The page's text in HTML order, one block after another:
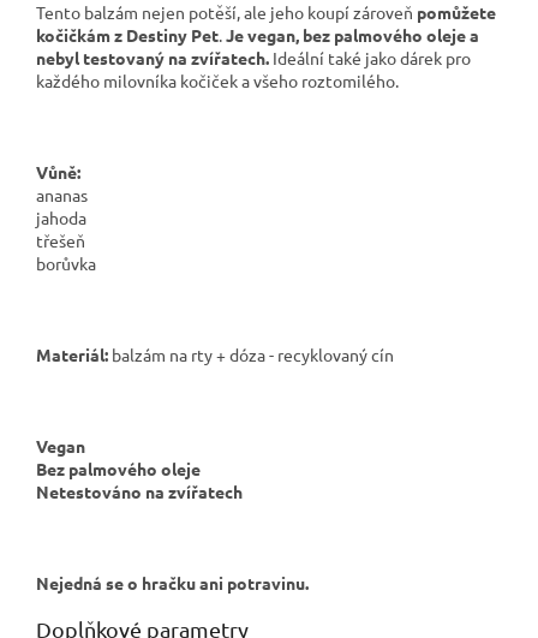
Tento balzám nejen potěší, ale jeho koupí zároveň pomůžete
kočičkám z Destiny Pet.Je vegan, bez palmového oleje a
nebyl testovaný na zvířatech. Ideální také jako dárek pro
každého milovníka kočiček a všeho roztomilého.
Vůně:
ananas
jahoda
třešeň
borůvka
Materiál: balzám na rty + dóza - recyklovaný cín
Vegan
Bez palmového oleje
Netestováno na zvířatech
Nejedná se o hračku ani potravinu.
Doplňkové parametry